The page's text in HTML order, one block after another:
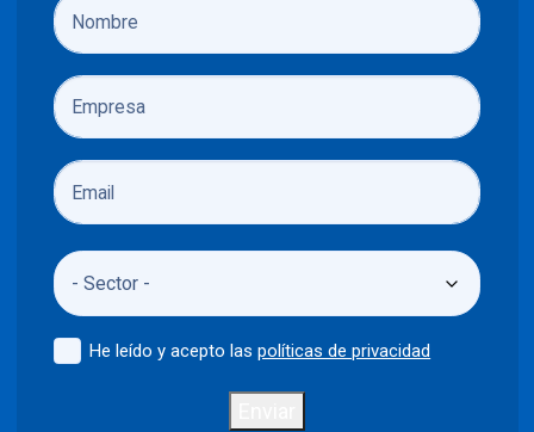
He leído y acepto laspolíticas de privacidad